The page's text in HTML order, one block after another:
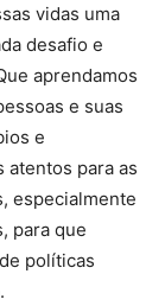
vidas uma
desafio e
aprendamos
e suas
e
atentos para as
especialmente
para que
políticas